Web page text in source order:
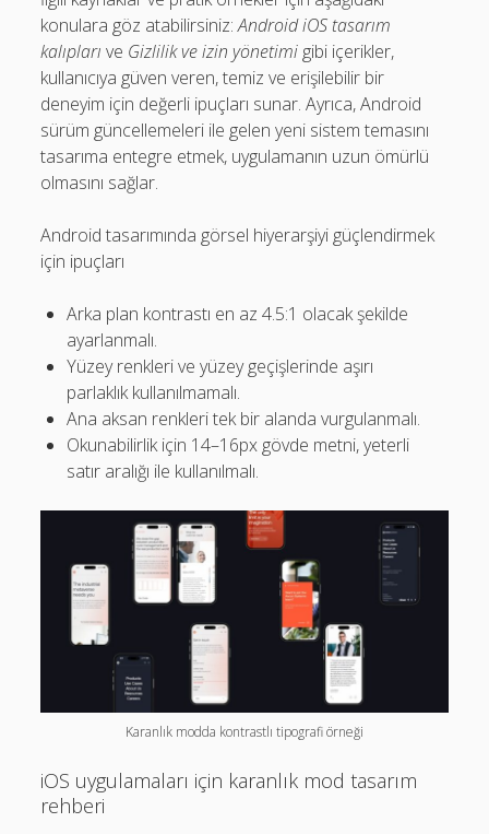
konulara göz atabilirsiniz:Android iOS tasarım
kalıpları ve Gizlilik ve izin yönetimi gibi içerikler,
kullanıcıya güven veren, temiz ve erişilebilir bir
deneyim için değerli ipuçları sunar. Ayrıca, Android
sürüm güncellemeleri ile gelen yeni sistem temasını
tasarıma entegre etmek, uygulamanın uzun ömürlü
olmasını sağlar.
Android tasarımında görsel hiyerarşiyi güçlendirmek
için ipuçları
Arka plan kontrastı en az 4.5:1 olacak şekilde
ayarlanmalı.
Yüzey renkleri ve yüzey geçişlerinde aşırı
parlaklık kullanılmamalı.
Ana aksan renkleri tek bir alanda vurgulanmalı.
Okunabilirlik için 14–16px gövde metni, yeterli
satır aralığı ile kullanılmalı.
Karanlık modda kontrastlı tipografi örneği
iOS uygulamaları için karanlık mod tasarım
rehberi